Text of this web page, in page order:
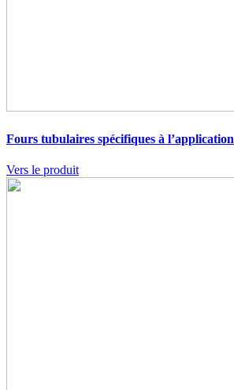
Fours tubulaires spécifiques à l’application
Vers le produit